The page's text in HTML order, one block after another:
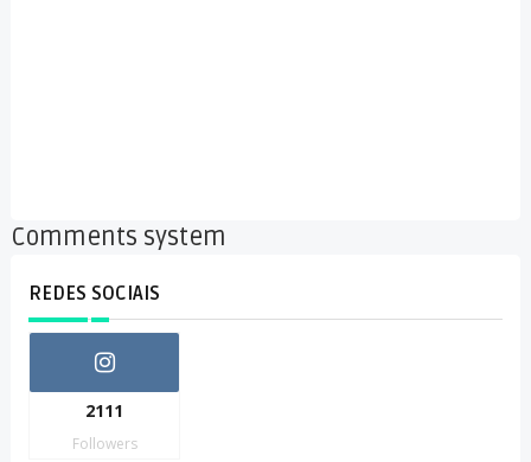
Comments system
REDES SOCIAIS
2111
Followers